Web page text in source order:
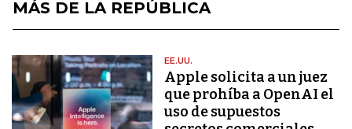
MÁS DE LA REPÚBLICA
EE.UU.
Apple solicita a un juez
que prohíba a OpenAI el
uso de supuestos